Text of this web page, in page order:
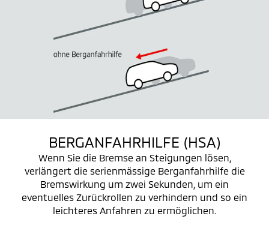
BERGANFAHRHILFE (HSA)
Wenn Sie die Bremse an Steigungen lösen,
verlängert die serienmässige Berganfahrhilfe die
Bremswirkung um zwei Sekunden, um ein
eventuelles Zurückrollen zu verhindern und so ein
leichteres Anfahren zu ermöglichen.